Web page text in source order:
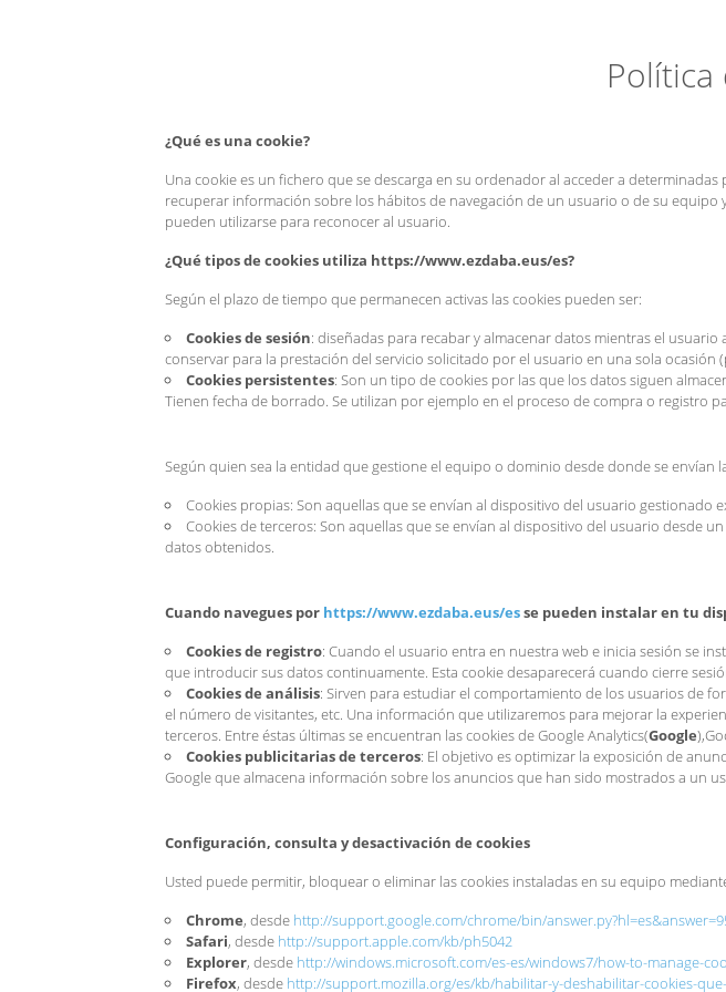
Política
¿Qué es una cookie?
Una cookie es un fichero que se descarga en su ordenador al acceder a
recuperar información sobre los hábitos de navegación de un usuario o de su
pueden utilizarse para reconocer al usuario.
¿Qué tipos de cookies utiliza https://www.ezdaba.eus/es?
Según el plazo de tiempo que permanecen activas las cookies pueden ser:
Cookies de sesión: diseñadas para recabar y almacenar datos mientras el
conservar para la prestación del servicio solicitado por el usuario en una sola
Cookies persistentes: Son un tipo de cookies por las que los datos siguen
Tienen fecha de borrado. Se utilizan por ejemplo en el proceso de compra o registro
Según quien sea la entidad que gestione el equipo o dominio desde donde se envían
Cookies propias: Son aquellas que se envían al dispositivo del usuario
Cookies de terceros: Son aquellas que se envían al dispositivo del usuario
datos obtenidos.
Cuando navegues por https://www.ezdaba.eus/esse pueden instalar en tu
Cookies de registro: Cuando el usuario entra en nuestra web e inicia sesión se
que introducir sus datos continuamente. Esta cookie desaparecerá cuando cierre
Cookies de análisis: Sirven para estudiar el comportamiento de los usuarios de
el número de visitantes, etc. Una información que utilizaremos para mejorar la
terceros. Entre éstas últimas se encuentran las cookies de Google Analytics(Google
Cookies publicitarias de terceros: El objetivo es optimizar la exposición de
Google que almacena información sobre los anuncios que han sido mostrados a un
Configuración, consulta y desactivación de cookies
Usted puede permitir, bloquear o eliminar las cookies instaladas en su equipo
Chrome, desde http://support.google.com/chrome/bin/
Safari, desde http://support.apple.com/kb/ph5042
Explorer, desde http://windows.microsoft.com/es-es/windows7/how-to-manage-
Firefox, desde http://support.mozilla.org/es/kb/habilitar-y-deshabilitar-cookies-